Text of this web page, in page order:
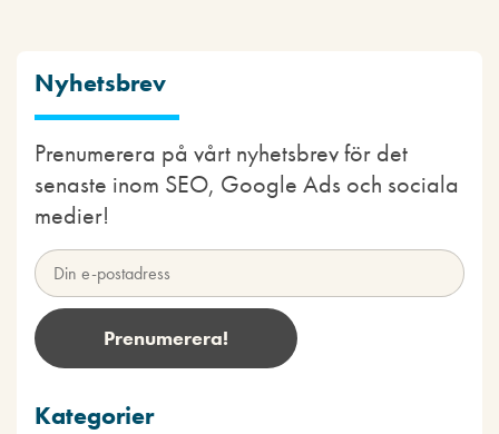
Nyhetsbrev
Prenumerera på vårt nyhetsbrev för det
senaste inom SEO, Google Ads och sociala
medier!
Kategorier